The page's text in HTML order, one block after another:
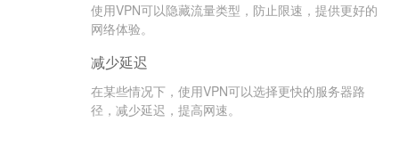
使用VPN可以隐藏流量类型，防止限速，提供更好的
网络体验。
减少延迟
在某些情况下，使用VPN可以选择更快的服务器路
径，减少延迟，提高网速。